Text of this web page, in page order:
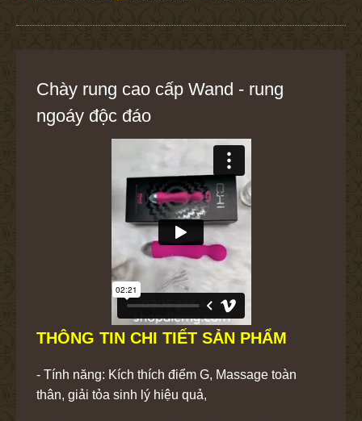
Chày rung cao cấp Wand - rung
ngoáy độc đáo
THÔNG TIN CHI TIẾT SẢN PHẨM
- Tính năng: Kích thích điểm G, Massage toàn
thân, giải tỏa sinh lý hiệu quả,